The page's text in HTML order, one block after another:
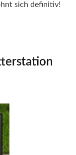
sich definitiv!